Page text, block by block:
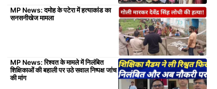
MP News: दमोह के पटेरा में हत्याकांड का
सनसनीखेज मामला
MP News: रिश्वत के मामले में निलंबित
शिक्षिकाओं की बहाली पर उठे सवाल निष्पक्ष जांच
की मांग